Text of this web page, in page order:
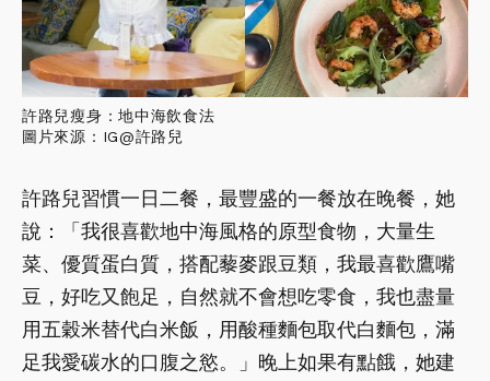
許路兒瘦身：地中海飲食法
圖片來源：IG@許路兒
許路兒習慣一日二餐，最豐盛的一餐放在晚餐，她
說：「我很喜歡地中海風格的原型食物，大量生
菜、優質蛋白質，搭配藜麥跟豆類，我最喜歡鷹嘴
豆，好吃又飽足，自然就不會想吃零食，我也盡量
用五穀米替代白米飯，用酸種麵包取代白麵包，滿
足我愛碳水的口腹之慾。」晚上如果有點餓，她建